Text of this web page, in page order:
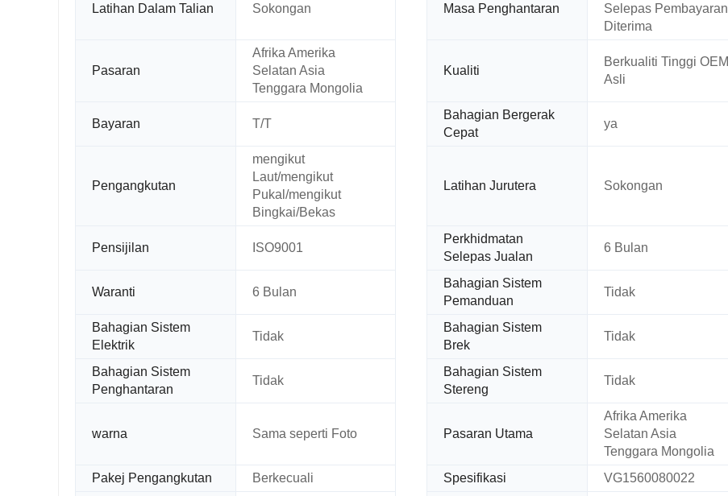
Latihan Dalam Talian Sokongan Masa Penghantaran
Selepas Pembayaran
Diterima
Pasaran
Afrika Amerika
Selatan Asia
Tenggara Mongolia
Kualiti
Berkualiti Tinggi OEM
Asli
Bayaran T/T
Bahagian Bergerak
Cepat
ya
Pengangkutan
mengikut
Laut/mengikut
Pukal/mengikut
Bingkai/Bekas
Latihan Jurutera Sokongan
Pensijilan ISO9001
Perkhidmatan
Selepas Jualan
6 Bulan
Waranti 6 Bulan
Bahagian Sistem
Pemanduan
Tidak
Bahagian Sistem
Elektrik
Tidak
Bahagian Sistem
Brek
Tidak
Bahagian Sistem
Penghantaran
Tidak
Bahagian Sistem
Stereng
Tidak
warna Sama seperti Foto Pasaran Utama
Afrika Amerika
Selatan Asia
Tenggara Mongolia
Pakej Pengangkutan
Berkecuali Spesifikasi
VG1560080022